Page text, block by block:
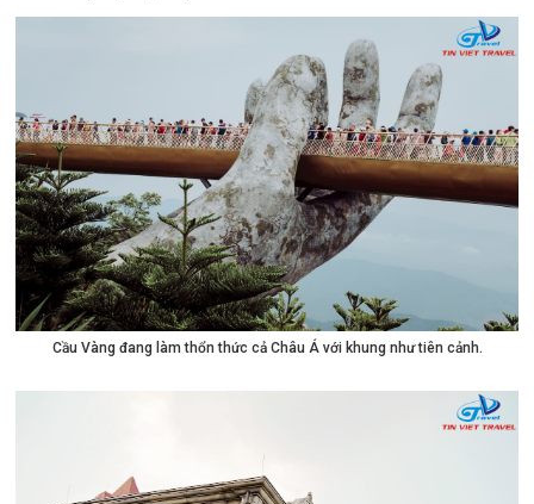
Cầu Vàng đang làm thổn thức cả Châu Á với khung như tiên cảnh.